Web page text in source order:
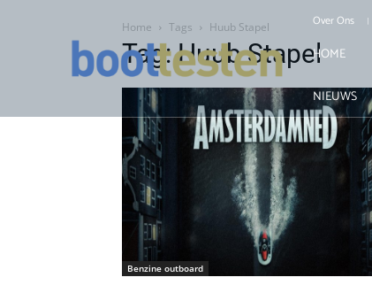
Over Ons
HOME
NIEUWS
Home Tags Huub Stapel
Tag: Huub Stapel
Benzine outboard